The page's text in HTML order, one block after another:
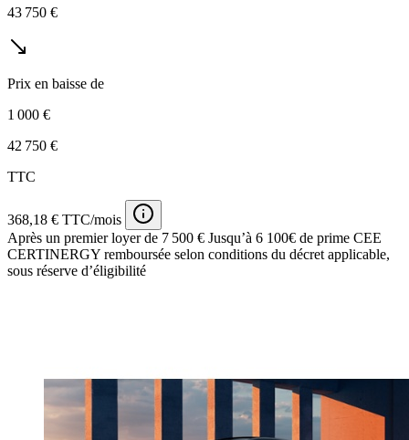
43 750 €
Prix en baisse de
1 000 €
42 750 €
TTC
368,18 € TTC/mois
Après un premier loyer de 7 500 € Jusqu’à 6 100€ de prime CEE
CERTINERGY remboursée selon conditions du décret applicable,
sous réserve d’éligibilité